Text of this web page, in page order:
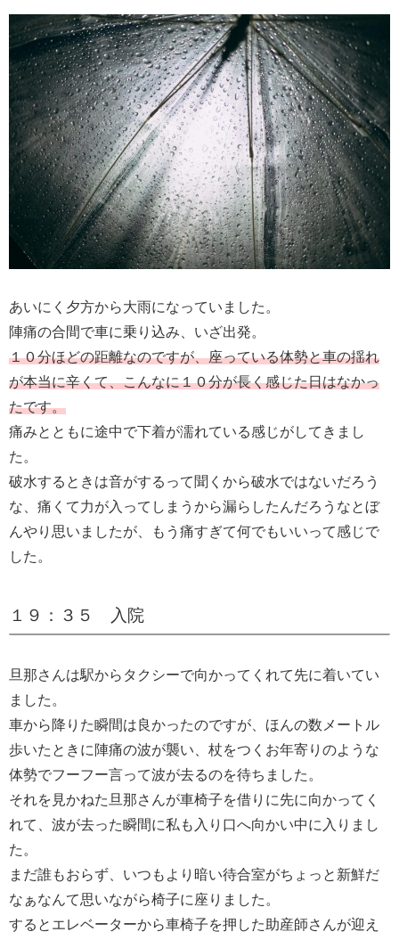
あいにく夕方から大雨になっていました。
陣痛の合間で車に乗り込み、いざ出発。
１０分ほどの距離なのですが、座っている体勢と車の揺れ
が本当に辛くて、こんなに１０分が長く感じた日はなかっ
たです。
痛みとともに途中で下着が濡れている感じがしてきまし
た。
破水するときは音がするって聞くから破水ではないだろう
な、痛くて力が入ってしまうから漏らしたんだろうなとぼ
んやり思いましたが、もう痛すぎて何でもいいって感じで
した。
１９：３５ 入院
旦那さんは駅からタクシーで向かってくれて先に着いてい
ました。
車から降りた瞬間は良かったのですが、ほんの数メートル
歩いたときに陣痛の波が襲い、杖をつくお年寄りのような
体勢でフーフー言って波が去るのを待ちました。
それを見かねた旦那さんが車椅子を借りに先に向かってく
れて、波が去った瞬間に私も入り口へ向かい中に入りまし
た。
まだ誰もおらず、いつもより暗い待合室がちょっと新鮮だ
なぁなんて思いながら椅子に座りました。
するとエレベーターから車椅子を押した助産師さんが迎え